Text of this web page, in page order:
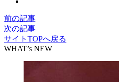
前の記事
次の記事
サイトTOPへ戻る
WHAT’s NEW